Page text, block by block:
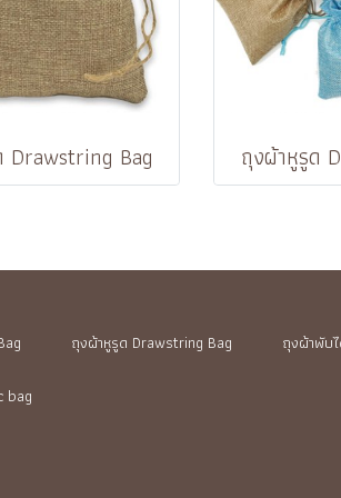
Drawstring Bag ถุงผ้าหูรูด
ถุงผ้าหูรูด Drawstring Bag ถุงผ้าพับ
bag